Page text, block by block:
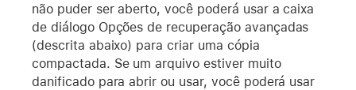
não puder ser aberto, você poderá usar a caixa
de diálogo Opções de recuperação avançadas
(descrita abaixo) para criar uma cópia
compactada. Se um arquivo estiver muito
danificado para abrir ou usar, você poderá usar